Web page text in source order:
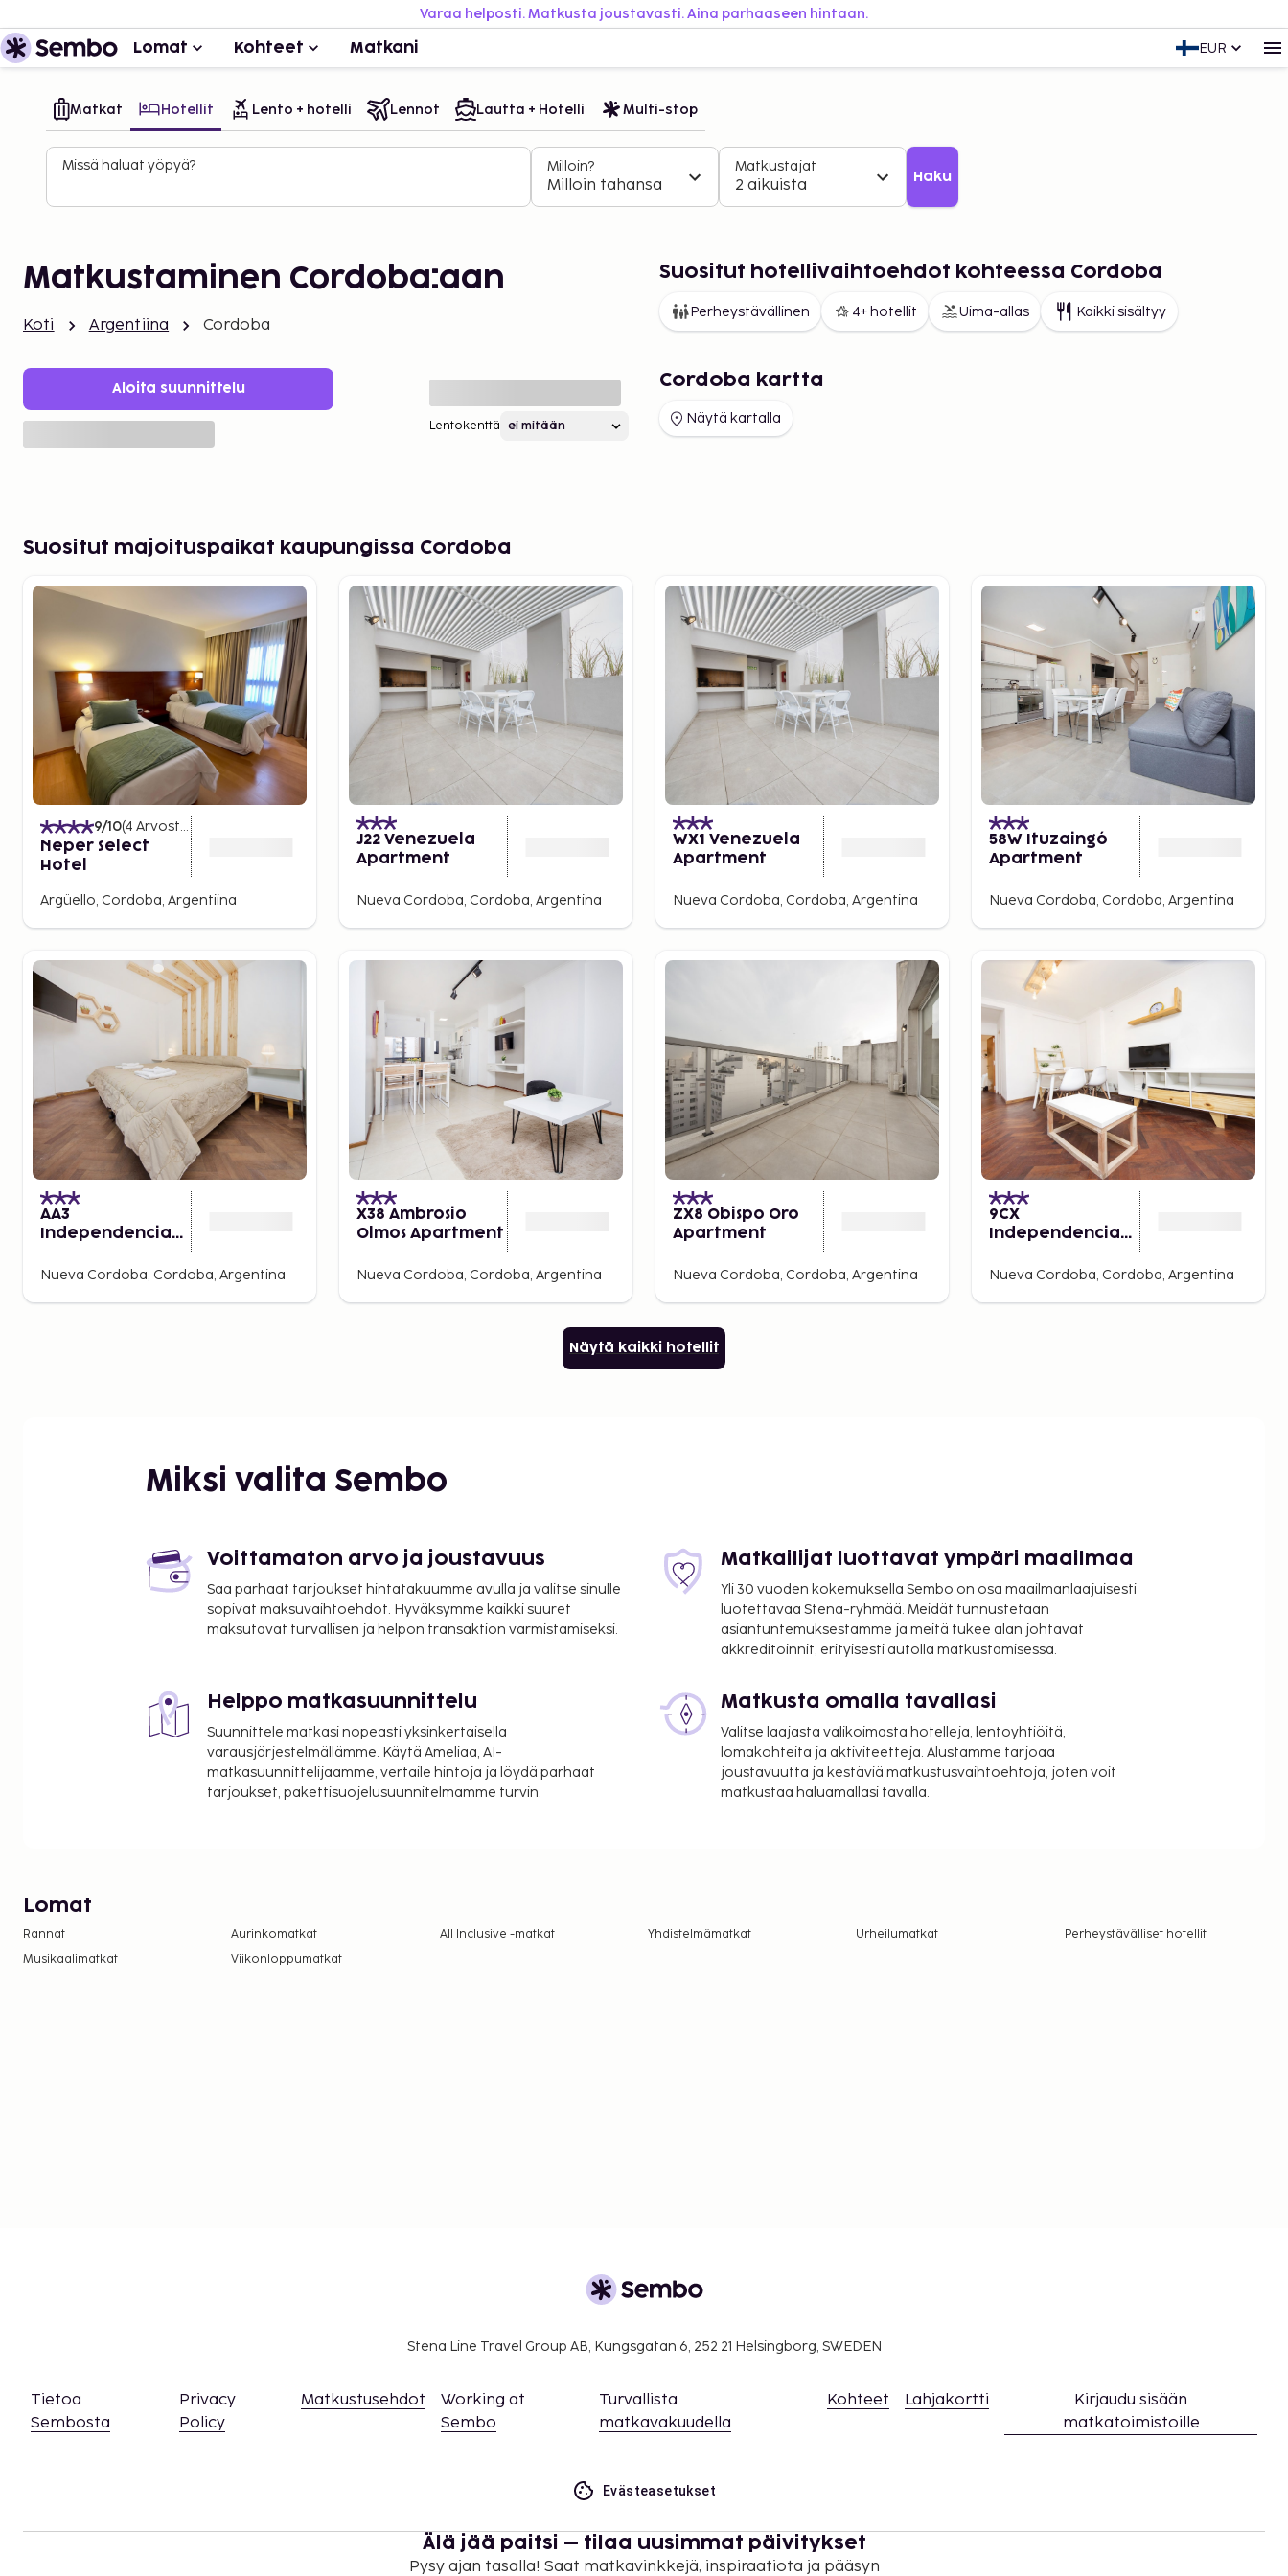
Varaa helposti. Matkusta joustavasti. Aina parhaaseen hintaan.
Lomat Kohteet Matkani EUR
Matkat Hotellit Lento + hotelli Lennot Lautta + Hotelli Multi-stop
Missä haluat yöpyä? Milloin?
Milloin tahansa
Matkustajat
2 aikuista Haku
Matkustaminen Cordoba:aan
Koti Argentiina Cordoba
Aloita suunnittelu
Lentokenttä
Suositut hotellivaihtoehdot kohteessa Cordoba
Perheystävällinen 4+ hotellit Uima-allas Kaikki sisältyy
Cordoba kartta
Näytä kartalla
Suositut majoituspaikat kaupungissa Cordoba
9/10(4 Arvostelut
Neper Select
Hotel
Argüello, Cordoba, Argentiina
J22 Venezuela
Apartment
Nueva Cordoba, Cordoba, Argentina
WX1 Venezuela
Apartment
Nueva Cordoba, Cordoba, Argentina
58W Ituzaingó
Apartment
Nueva Cordoba, Cordoba, Argentina
AA3
Independencia
Nueva Cordoba, Cordoba, Argentina
X38 Ambrosio
Olmos Apartment
Nueva Cordoba, Cordoba, Argentina
ZX8 Obispo Oro
Apartment
Nueva Cordoba, Cordoba, Argentina
9CX
Independencia
Nueva Cordoba, Cordoba, Argentina
Näytä kaikki hotellit
Miksi valita Sembo
Voittamaton arvo ja joustavuus
Saa parhaat tarjoukset hintatakuumme avulla ja valitse sinulle
sopivat maksuvaihtoehdot. Hyväksymme kaikki suuret
maksutavat turvallisen ja helpon transaktion varmistamiseksi.
Matkailijat luottavat ympäri maailmaa
Yli 30 vuoden kokemuksella Sembo on osa maailmanlaajuisesti
luotettavaa Stena-ryhmää. Meidät tunnustetaan
asiantuntemuksestamme ja meitä tukee alan johtavat
akkreditoinnit, erityisesti autolla matkustamisessa.
Helppo matkasuunnittelu
Suunnittele matkasi nopeasti yksinkertaisella
varausjärjestelmällämme. Käytä Ameliaa, AI-
matkasuunnittelijaamme, vertaile hintoja ja löydä parhaat
tarjoukset, pakettisuojelusuunnitelmamme turvin.
Matkusta omalla tavallasi
Valitse laajasta valikoimasta hotelleja, lentoyhtiöitä,
lomakohteita ja aktiviteetteja. Alustamme tarjoaa
joustavuutta ja kestäviä matkustusvaihtoehtoja, joten voit
matkustaa haluamallasi tavalla.
Lomat
Rannat Aurinkomatkat All Inclusive -matkat Yhdistelmämatkat Urheilumatkat
Perheystävälliset hotellit
Musikaalimatkat
Viikonloppumatkat
Stena Line Travel Group AB, Kungsgatan 6, 252 21 Helsingborg, SWEDEN
Tietoa
Sembosta
Privacy
Policy
Matkustusehdot
Working at
Sembo
Turvallista
matkavakuudella
Kohteet Lahjakortti
Kirjaudu sisään
matkatoimistoille
Evästeasetukset
Älä jää paitsi – tilaa uusimmat päivitykset
Pysy ajan tasalla! Saat matkavinkkejä, inspiraatiota ja pääsyn